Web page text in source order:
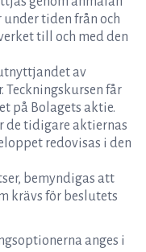
tiden från och
till och med den
av
Teckningskursen får
på Bolagets aktie.
de tidigare aktiernas
redovisas i den
bemyndigas att
krävs för beslutets
anges i